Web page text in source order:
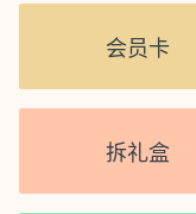
会员卡
拆礼盒